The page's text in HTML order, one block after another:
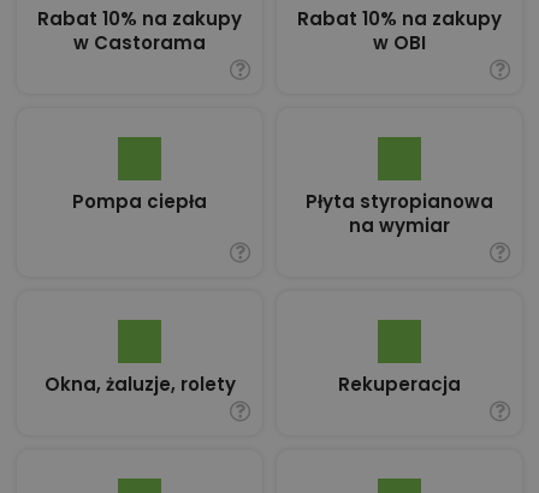
Rabat 10% na zakupy
w Castorama
Rabat 10% na zakupy
w OBI
Pompa ciepła
Płyta styropianowa
na wymiar
Okna, żaluzje, rolety Rekuperacja